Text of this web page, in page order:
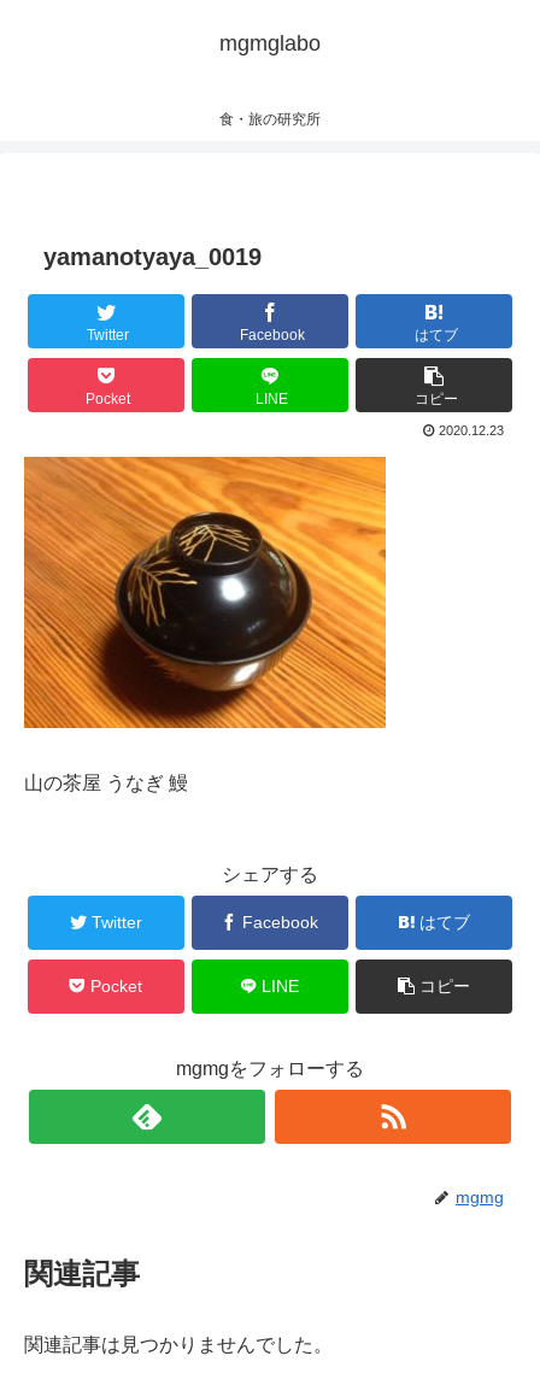
mgmglabo
食・旅の研究所
yamanotyaya_0019
Twitter Facebook はてブ
Pocket LINE コピー
2020.12.23
山の茶屋 うなぎ 鰻
シェアする
Twitter Facebook はてブ
Pocket LINE コピー
mgmgをフォローする
mgmg
関連記事
関連記事は見つかりませんでした。